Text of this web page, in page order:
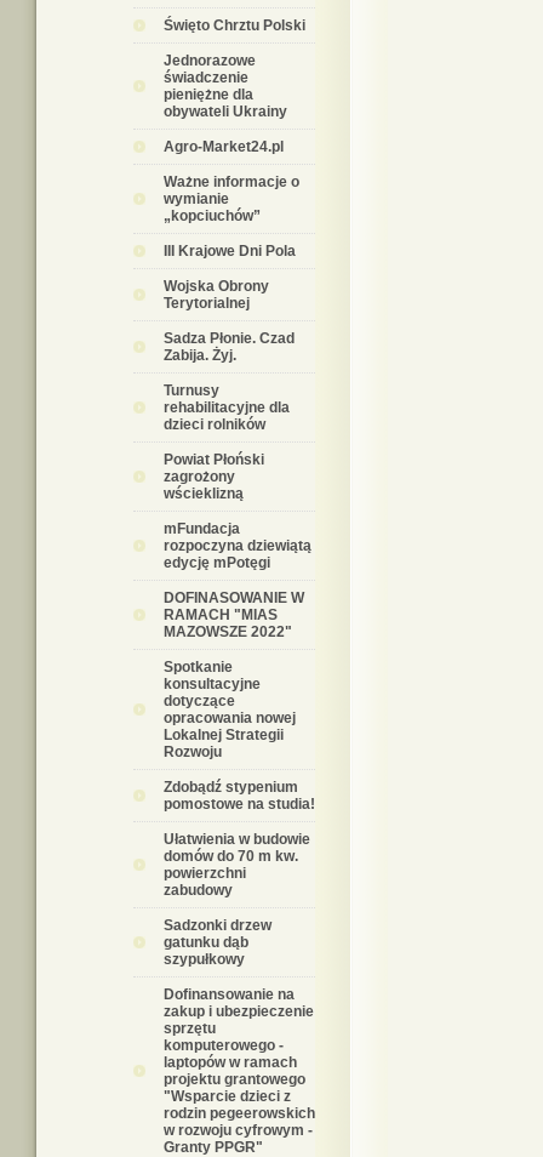
Święto Chrztu Polski
Jednorazowe
świadczenie
pieniężne dla
obywateli Ukrainy
Agro-Market24.pl
Ważne informacje o
wymianie
„kopciuchów”
III Krajowe Dni Pola
Wojska Obrony
Terytorialnej
Sadza Płonie. Czad
Zabija. Żyj.
Turnusy
rehabilitacyjne dla
dzieci rolników
Powiat Płoński
zagrożony
wścieklizną
mFundacja
rozpoczyna dziewiątą
edycję mPotęgi
DOFINASOWANIE W
RAMACH "MIAS
MAZOWSZE 2022"
Spotkanie
konsultacyjne
dotyczące
opracowania nowej
Lokalnej Strategii
Rozwoju
Zdobądź stypenium
pomostowe na studia!
Ułatwienia w budowie
domów do 70 m kw.
powierzchni
zabudowy
Sadzonki drzew
gatunku dąb
szypułkowy
Dofinansowanie na
zakup i ubezpieczenie
sprzętu
komputerowego -
laptopów w ramach
projektu grantowego
"Wsparcie dzieci z
rodzin pegeerowskich
w rozwoju cyfrowym -
Granty PPGR"